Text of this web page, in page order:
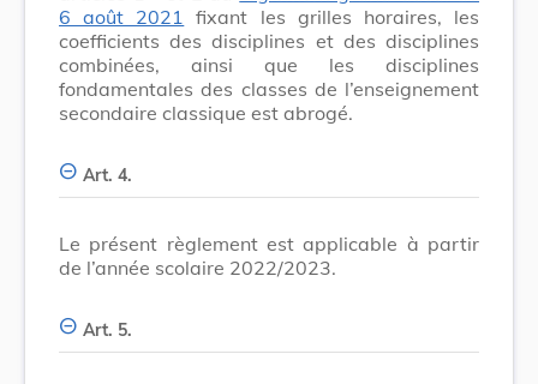
6 août 2021
fixant les grilles horaires, les
coefficients des disciplines et des disciplines
combinées, ainsi que les disciplines
fondamentales des classes de l’enseignement
secondaire classique est abrogé.
Art. 4.
Le présent règlement est applicable à partir
de l’année scolaire 2022/2023.
Art. 5.